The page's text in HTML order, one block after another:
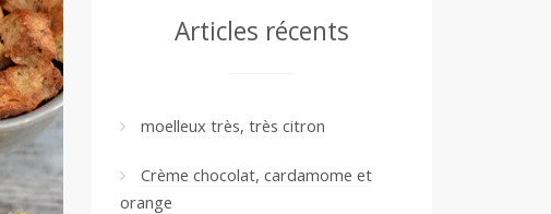
Articles récents
moelleux très, très citron
Crème chocolat, cardamome et
orange